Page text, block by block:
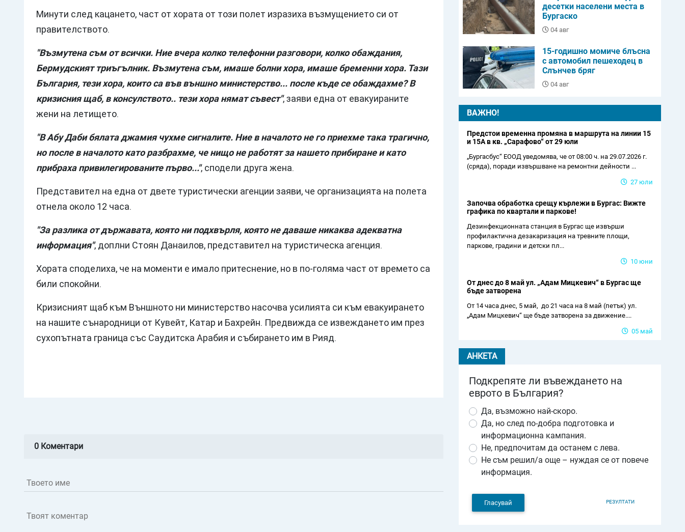
Минути след кацането, част от хората от този полет изразиха възмущението си от
правителството.
"Възмутена съм от всички. Ние вчера колко телефонни разговори, колко обаждания,
Бермудският триъгълник. Възмутена съм, имаше болни хора, имаше бременни хора. Тази
България, тези хора, които са във външно министерство... после къде се обаждахме? В
кризисния щаб, в консулството.. тези хора нямат съвест", заяви една от евакуираните
жени на летището.
"В Абу Даби бялата джамия чухме сигналите. Ние в началото не го приехме така трагично,
но после в началото като разбрахме, че нищо не работят за нашето прибиране и като
прибраха привилегированите първо...", сподели друга жена.
Представител на една от двете туристически агенции заяви, че организацията на полета
отнела около 12 часа.
"За разлика от държавата, която ни подхвърля, която не даваше никаква адекватна
информация", доплни Стоян Данаилов, представител на туристическа агенция.
Хората споделиха, че на моменти е имало притеснение, но в по-голяма част от времето са
били спокойни.
Кризисният щаб към Външното ни министерство насочва усилията си към евакуирането
на нашите сънародници от Кувейт, Катар и Бахрейн. Предвижда се извеждането им през
сухопътната граница със Саудитска Арабия и събирането им в Рияд.
0 Коментари
Твоето име
Твоят коментар
десетки населени места в
Бургаско
04 авг
15-годишно момиче блъсна
с автомобил пешеходец в
Слънчев бряг
04 авг
ВАЖНО!
Предстои временна промяна в маршрута на линии 15
и 15А в кв. „Сарафово“ от 29 юли
„Бургасбус“ ЕООД уведомява, че от 08:00 ч. на 29.07.2026 г.
(сряда), поради извършване на ремонтни дейности ...
27 юли
Започва обработка срещу кърлежи в Бургас: Вижте
графика по квартали и паркове!
Дезинфекционната станция в Бургас ще извърши
профилактична дезакаризация на тревните площи,
паркове, градини и детски пл...
10 юни
От днес до 8 май ул. „Адам Мицкевич“ в Бургас ще
бъде затворена
От 14 часа днес, 5 май, до 21 часа на 8 май (петък) ул.
„Адам Мицкевич“ ще бъде затворена за движение....
05 май
АНКЕТА
Подкрепяте ли въвеждането на
еврото в България?
Да, възможно най-скоро.
Да, но след по-добра подготовка и
информационна кампания.
Не, предпочитам да останем с лева.
Не съм решил/а още – нуждая се от повече
информация.
Гласувай РЕЗУЛТАТИ